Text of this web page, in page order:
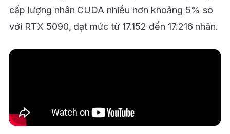
cấp lượng nhân CUDA nhiều hơn khoảng 5% so
với RTX 5090, đạt mức từ 17.152 đến 17.216 nhân.